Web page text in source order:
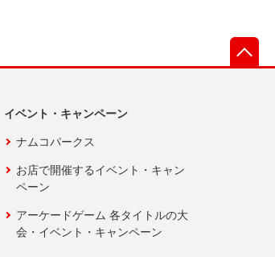
イベント・キャンペーン
ナムコパークス
お店で開催するイベント・キャン
ペーン
アーケードゲーム 各タイトルの大
会・イベント・キャンペーン